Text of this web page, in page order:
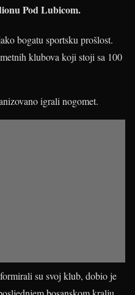
Pod Lubicom.
bogatu sportsku prošlost.
klubova koji stoji sa 100
igrali nogomet.
su svoj klub, dobio je